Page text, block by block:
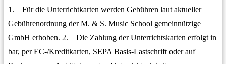
1. Für die Unterrichtkarten werden Gebühren laut aktueller
Gebührenordnung der M. & S. Music School gemeinnützige
GmbH erhoben. 2. Die Zahlung der Unterrichtskarten erfolgt in
bar, per EC-/Kreditkarten, SEPA Basis-Lastschrift oder auf